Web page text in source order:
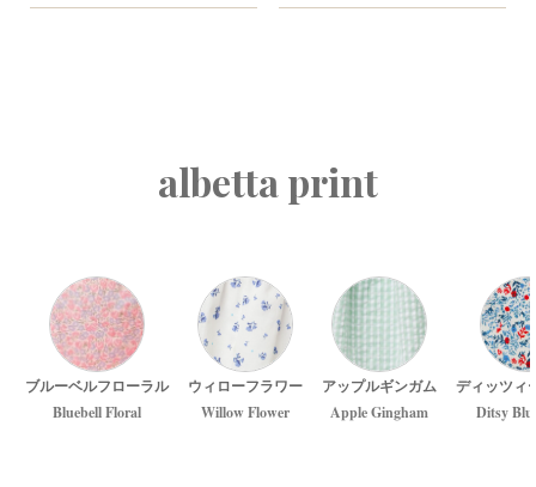
albetta print
ブルーベルフローラル
Bluebell Floral
ウィローフラワー
Willow Flower
アップルギンガム
Apple Gingham
ディッツィ
Ditsy